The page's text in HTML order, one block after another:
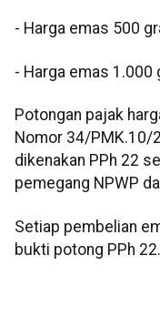
‎- ⁠Harga emas 500
‎- ⁠Harga emas 1.000
Potongan pajak
Nomor 34/PMK.10/
dikenakan PPh 22
pemegang NPWP
‎Setiap pembelian
bukti potong PPh 22.